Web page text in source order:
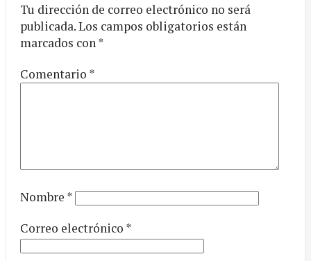
Tu dirección de correo electrónico no será
publicada.Los campos obligatorios están
marcados con*
Comentario *
Nombre *
Correo electrónico *